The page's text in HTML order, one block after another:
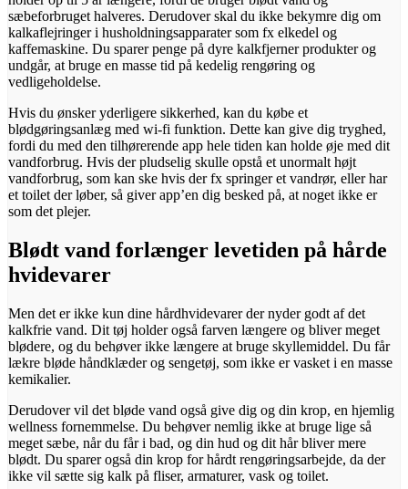
sæbeforbruget halveres. Derudover skal du ikke bekymre dig om
kalkaflejringer i husholdningsapparater som fx elkedel og
kaffemaskine. Du sparer penge på dyre kalkfjerner produkter og
undgår, at bruge en masse tid på kedelig rengøring og
vedligeholdelse.
Hvis du ønsker yderligere sikkerhed, kan du købe et
blødgøringsanlæg med wi-fi funktion. Dette kan give dig tryghed,
fordi du med den tilhørerende app hele tiden kan holde øje med dit
vandforbrug. Hvis der pludselig skulle opstå et unormalt højt
vandforbrug, som kan ske hvis der fx springer et vandrør, eller har
et toilet der løber, så giver app’en dig besked på, at noget ikke er
som det plejer.
Blødt vand forlænger levetiden på hårde
hvidevarer
Men det er ikke kun dine hårdhvidevarer der nyder godt af det
kalkfrie vand. Dit tøj holder også farven længere og bliver meget
blødere, og du behøver ikke længere at bruge skyllemiddel. Du får
lækre bløde håndklæder og sengetøj, som ikke er vasket i en masse
kemikalier.
Derudover vil det bløde vand også give dig og din krop, en hjemlig
wellness fornemmelse. Du behøver nemlig ikke at bruge lige så
meget sæbe, når du får i bad, og din hud og dit hår bliver mere
blødt. Du sparer også din krop for hårdt rengøringsarbejde, da der
ikke vil sætte sig kalk på fliser, armaturer, vask og toilet.